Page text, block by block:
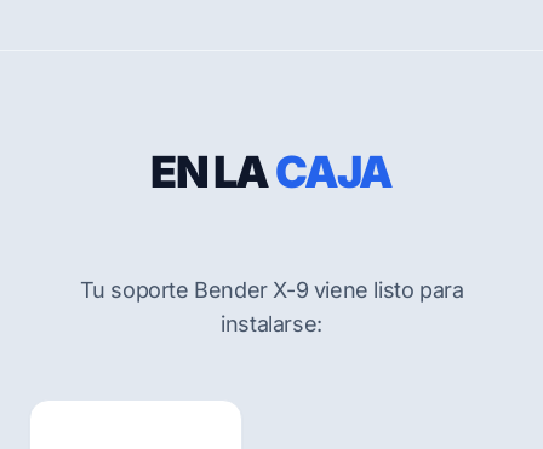
EN LACAJA
Tu soporte Bender X-9 viene listo para
instalarse: